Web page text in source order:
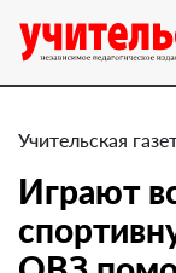
Учительская
Играют